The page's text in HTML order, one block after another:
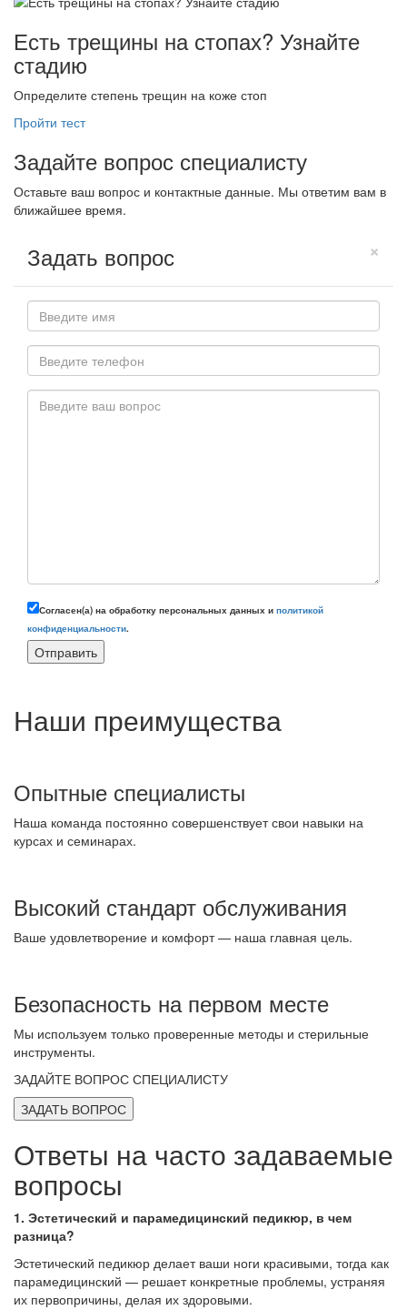
Есть трещины на стопах? Узнайте
стадию
Определите степень трещин на коже стоп
Пройти тест
Задайте вопрос специалисту
Оставьте ваш вопрос и контактные данные. Мы ответим вам в
ближайшее время.
×
Задать вопрос
Согласен(а) на обработку персональных данных и политикой
конфиденциальности.
Наши преимущества
Опытные специалисты
Наша команда постоянно совершенствует свои навыки на
курсах и семинарах.
Высокий стандарт обслуживания
Ваше удовлетворение и комфорт — наша главная цель.
Безопасность на первом месте
Мы используем только проверенные методы и стерильные
инструменты.
ЗАДАЙТЕ ВОПРОС СПЕЦИАЛИСТУ
ЗАДАТЬ ВОПРОС
Ответы на часто задаваемые
вопросы
1. Эстетический и парамедицинский педикюр, в чем
разница?
Эстетический педикюр делает ваши ноги красивыми, тогда как
парамедицинский — решает конкретные проблемы, устраняя
их первопричины, делая их здоровыми.